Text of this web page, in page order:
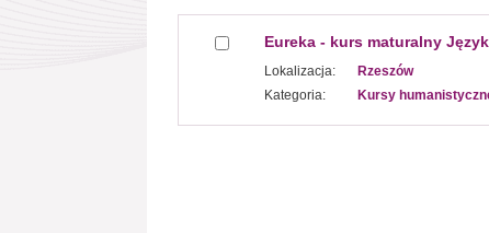
Eureka - kurs maturalny
Lokalizacja:
Rzeszów
Kategoria:
Kursy